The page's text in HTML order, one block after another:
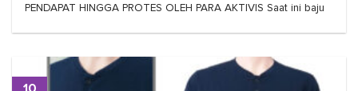
PENDAPAT HINGGA PROTES OLEH PARA AKTIVIS Saat ini baju